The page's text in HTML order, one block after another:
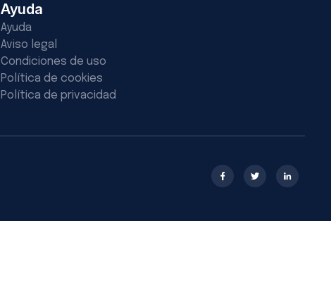
Ayuda
Ayuda
Aviso legal
Condiciones de uso
Política de cookies
Política de privacidad